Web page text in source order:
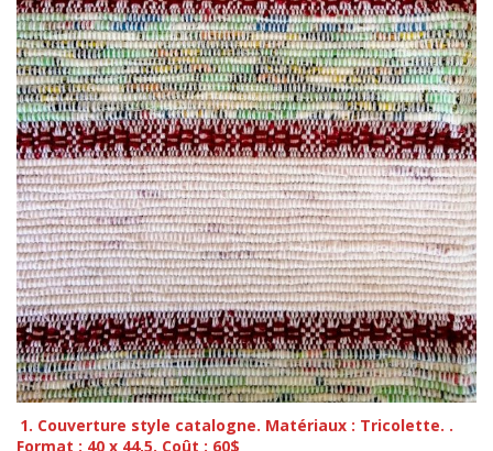
1. Couverture style catalogne. Matériaux : Tricolette. .
Format : 40 x 44,5. Coût : 60$